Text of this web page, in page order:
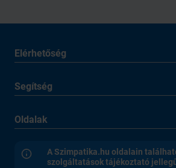
Elérhetőség
Segítség
Oldalak
A Szimpatika.hu oldalain
szolgáltatások tájékoztató